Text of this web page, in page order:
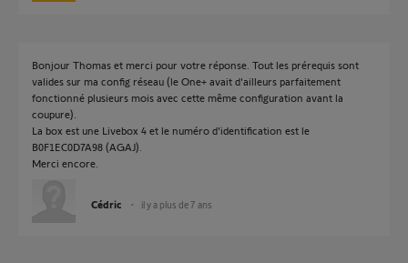
Bonjour Thomas et merci pour votre réponse. Tout les prérequis sont
valides sur ma config réseau (le One+ avait d'ailleurs parfaitement
fonctionné plusieurs mois avec cette même configuration avant la
coupure).
La box est une Livebox 4 et le numéro d'identification est le
B0F1EC0D7A98 (AGAJ).
Merci encore.
Cédric il y a plus de 7 ans